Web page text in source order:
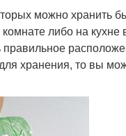
можно хранить
либо на
хранения, то вы